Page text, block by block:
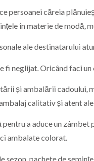
persoanei căreia
în materie de modă,
ale destinatarului
fi neglijat. Oricând faci
și ambalării cadoului,
calitativ și atent
a aduce un
ambalate colorat.
sezon, pachete de